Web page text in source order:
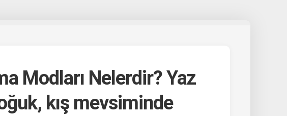
Modları Nelerdir? Yaz
kış mevsiminde